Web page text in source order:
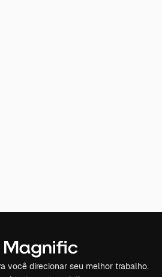
você direcionar seu melhor trabalho.